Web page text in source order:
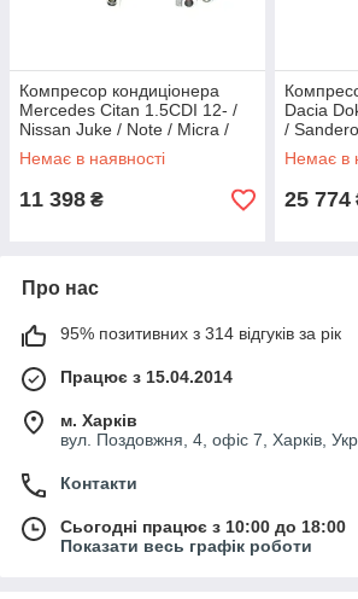
Компресор кондиціонера
Mercedes Citan 1.5CDI 12- /
Nissan Juke / Note / Micra /
Renault Clio / Kangoo 1.2-1.6
03- Delphi CS20523
Немає в наявності
11 398 ₴
Dacia
/
08-
Немає в
25 774
Про нас
95% позитивних з 314 відгуків за рік
Працює з 15.04.2014
м. Харків
вул. Поздовжня, 4, офіс 7, Харків,
Контакти
Сьогодні працює з 10:00 до 18:00
Показати весь графік роботи